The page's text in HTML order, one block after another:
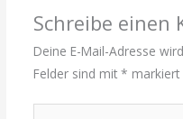
Schreibe einen
Deine E-Mail-Adresse
Felder sind mit * markiert